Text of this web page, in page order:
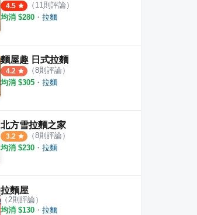
4.5 （ 11則評論）
均消 $280 ・ 拉麵
麵屋趣 日式拉麵
4.2 （8則評論）
均消 $305 ・ 拉麵
北方雪拉麵之家
3.2 （8則評論）
均消 $230 ・ 拉麵
拉麵屋
（ 2則評論）
均消 $130 ・ 拉麵